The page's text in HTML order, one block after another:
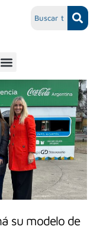
su modelo de